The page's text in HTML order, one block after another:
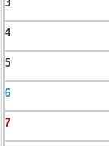
3
4
5
6
7